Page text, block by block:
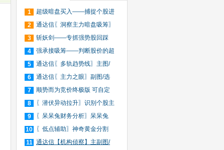
1
超级暗盘买入——捕捉个股进
入
2
通达信〖洞察主力暗盘吸筹〗
捕
3
斩妖剑——专抓强势股回踩
20日
4
强承接吸筹——判断股价的超
买
5
通达信〖多轨趋势线〗主图/
选
6
通达信〖主力之眼〗副图/选
股
7
顺势而为竞价终极版 可自定
义
8
〖潜伏异动拉升〗识别个股主
力
9
〖呆呆兔财务分析〗呆呆兔
F10
10
〖低点辅助〗神奇黄金分割
+趋
11 通达信【机构侦察】主副图/